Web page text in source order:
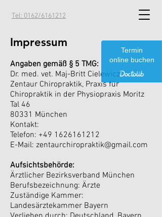
Termin
online buchen
Tel: 0162/6161212
Impressum
Angaben gemäß § 5 TMG:
Dr. med. vet. Maj-Britt Cielewicz
Zentaur Chiropraktik, Praxis für
Chiropraktik in der Physiopraxis Moritz
Tal 46
80331 München
Kontakt:
Telefon: +49 1626161212
E-Mail: zentaurchiropraktik@gmail.com
Aufsichtsbehörde:
Ärztlicher Bezirksverband München
Berufsbezeichnung: Ärzte
Zuständige Kammer:
Landesärztekammer Bayern